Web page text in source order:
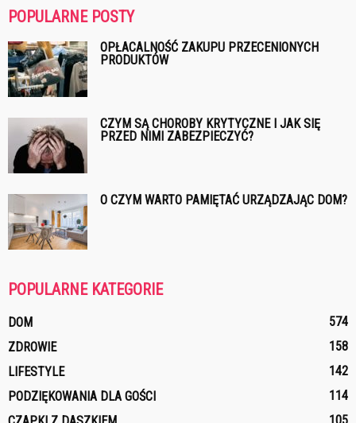
POPULARNE POSTY
OPŁACALNOŚĆ ZAKUPU PRZECENIONYCH
PRODUKTÓW
CZYM SĄ CHOROBY KRYTYCZNE I JAK SIĘ
PRZED NIMI ZABEZPIECZYĆ?
O CZYM WARTO PAMIĘTAĆ URZĄDZAJĄC DOM?
POPULARNE KATEGORIE
DOM
574
ZDROWIE
158
LIFESTYLE
142
PODZIĘKOWANIA DLA GOŚCI
114